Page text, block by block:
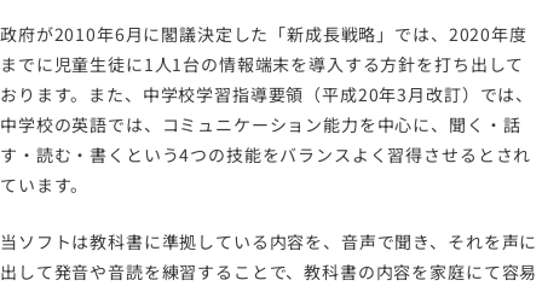
政府が2010年6月に閣議決定した「新成長戦略」では、2020年度
までに児童生徒に1人1台の情報端末を導入する方針を打ち出して
おります。また、中学校学習指導要領（平成20年3月改訂）では、
中学校の英語では、コミュニケーション能力を中心に、聞く・話
す・読む・書くという4つの技能をバランスよく習得させるとされ
ています。
当ソフトは教科書に準拠している内容を、音声で聞き、それを声に
出して発音や音読を練習することで、教科書の内容を家庭にて容易